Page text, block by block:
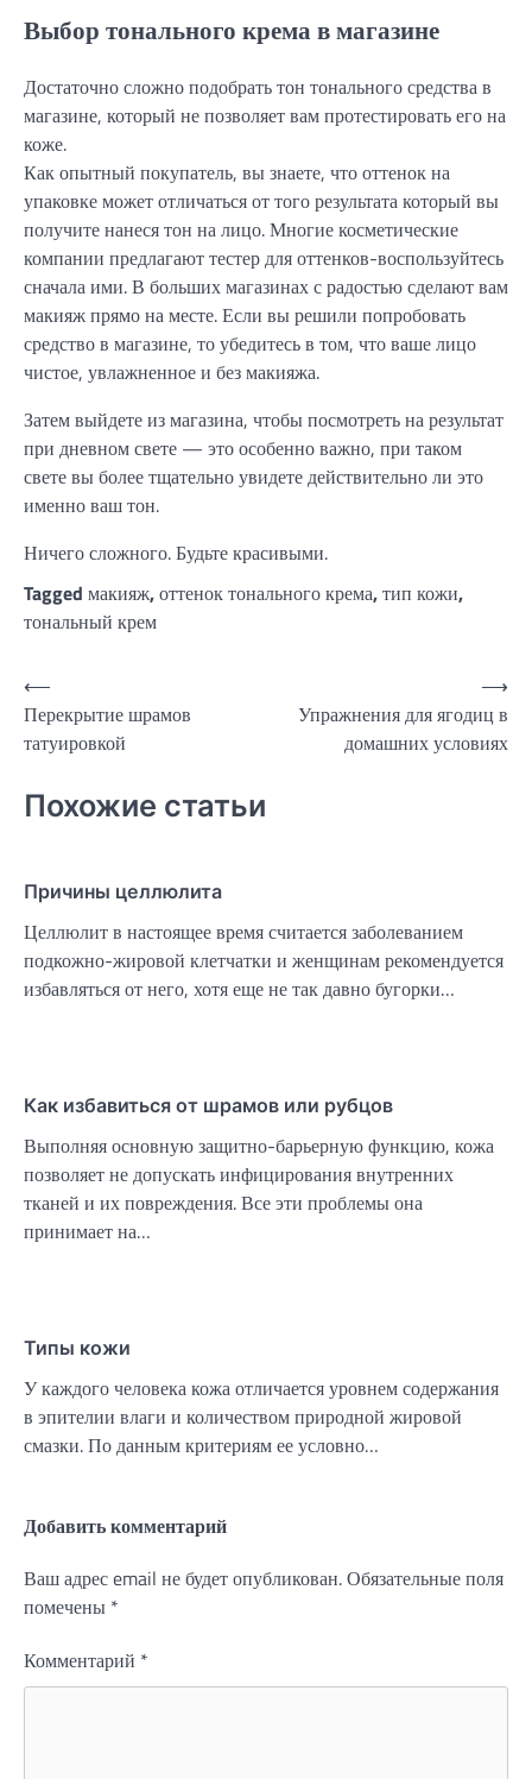
Выбор тонального крема в магазине
Достаточно сложно подобрать тон тонального средства в
магазине, который не позволяет вам протестировать его на
коже.
Как опытный покупатель, вы знаете, что оттенок на
упаковке может отличаться от того результата который вы
получите нанеся тон на лицо. Многие косметические
компании предлагают тестер для оттенков-воспользуйтесь
сначала ими. В больших магазинах с радостью сделают вам
макияж прямо на месте. Если вы решили попробовать
средство в магазине, то убедитесь в том, что ваше лицо
чистое, увлажненное и без макияжа.
Затем выйдете из магазина, чтобы посмотреть на результат
при дневном свете — это особенно важно, при таком
свете вы более тщательно увидете действительно ли это
именно ваш тон.
Ничего сложного. Будьте красивыми.
Tagged макияж,оттенок тонального крема,тип кожи,
тональный крем
Навигация
по
записям
⟵
Перекрытие шрамов
татуировкой
Упражнения для ягодиц в
домашних условиях
⟶
Похожие статьи
Причины целлюлита
Целлюлит в настоящее время считается заболеванием
подкожно-жировой клетчатки и женщинам рекомендуется
избавляться от него, хотя еще не так давно бугорки…
Как избавиться от шрамов или рубцов
Выполняя основную защитно-барьерную функцию, кожа
позволяет не допускать инфицирования внутренних
тканей и их повреждения. Все эти проблемы она
принимает на…
Типы кожи
У каждого человека кожа отличается уровнем содержания
в эпителии влаги и количеством природной жировой
смазки. По данным критериям ее условно…
Добавить комментарий
Ваш адрес email не будет опубликован.Обязательные поля
помечены *
Комментарий *